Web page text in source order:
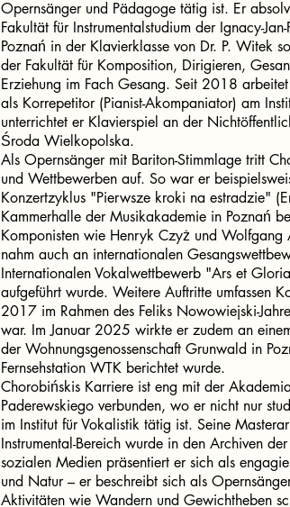
Opernsänger und Pädagoge tätig ist. Er
Fakultät für Instrumentalstudium der Ignacy-
Poznań in der Klavierklasse von Dr. P. Witek
der Fakultät für Komposition, Dirigieren,
Erziehung im Fach Gesang. Seit 2018
als Korrepetitor (Pianist-Akompaniator) am
unterrichtet er Klavierspiel an der
Środa Wielkopolska.
Als Opernsänger mit Bariton-Stimmlage tritt
und Wettbewerben auf. So war er
Konzertzyklus "Pierwsze kroki na estradzie"
Kammerhalle der Musikakademie in Poznań
Komponisten wie Henryk Czyż und Wolfgang
nahm auch an internationalen
Internationalen Vokalwettbewerb "Ars et
aufgeführt wurde. Weitere Auftritte umfassen
2017 im Rahmen des Feliks Nowowiejski-
war. Im Januar 2025 wirkte er zudem an
der Wohnungsgenossenschaft Grunwald in
Fernsehstation WTK berichtet wurde.
Chorobińskis Karriere ist eng mit der
Paderewskiego verbunden, wo er nicht nur
im Institut für Vokalistik tätig ist. Seine
Instrumental-Bereich wurde in den Archiven
sozialen Medien präsentiert er sich als
und Natur – er beschreibt sich als
Aktivitäten wie Wandern und Gewichtheben